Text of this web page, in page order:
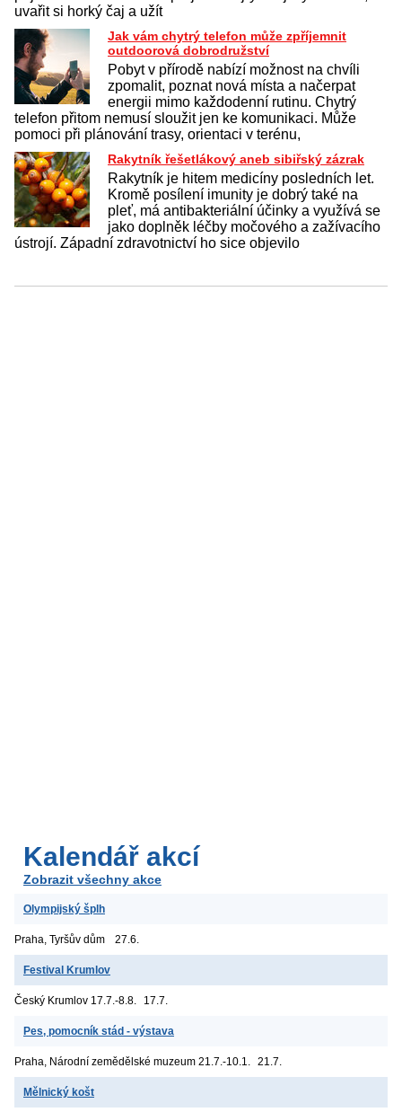
uvařit si horký čaj a užít
Jak vám chytrý telefon může zpříjemnit
outdoorová dobrodružství
Pobyt v přírodě nabízí možnost na chvíli
zpomalit, poznat nová místa a načerpat
energii mimo každodenní rutinu. Chytrý
telefon přitom nemusí sloužit jen ke komunikaci. Může
pomoci při plánování trasy, orientaci v terénu,
Rakytník řešetlákový aneb sibiřský zázrak
Rakytník je hitem medicíny posledních let.
Kromě posílení imunity je dobrý také na
pleť, má antibakteriální účinky a využívá se
jako doplněk léčby močového a zažívacího
ústrojí. Západní zdravotnictví ho sice objevilo
Kalendář akcí
Zobrazit všechny akce
Olympijský šplh
Praha, Tyršův dům 27.6.
Festival Krumlov
Český Krumlov 17.7.-8.8. 17.7.
Pes, pomocník stád - výstava
Praha, Národní zemědělské muzeum 21.7.-10.1. 21.7.
Mělnický košt